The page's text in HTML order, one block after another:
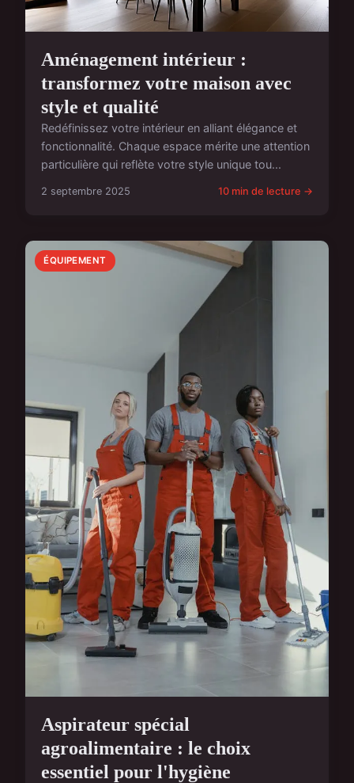
Aménagement intérieur :
transformez votre maison avec
style et qualité
Redéfinissez votre intérieur en alliant élégance et
fonctionnalité. Chaque espace mérite une attention
particulière qui reflète votre style unique tou...
2 septembre 2025 10 min de lecture →
ÉQUIPEMENT
Aspirateur spécial
agroalimentaire : le choix
essentiel pour l'hygiène